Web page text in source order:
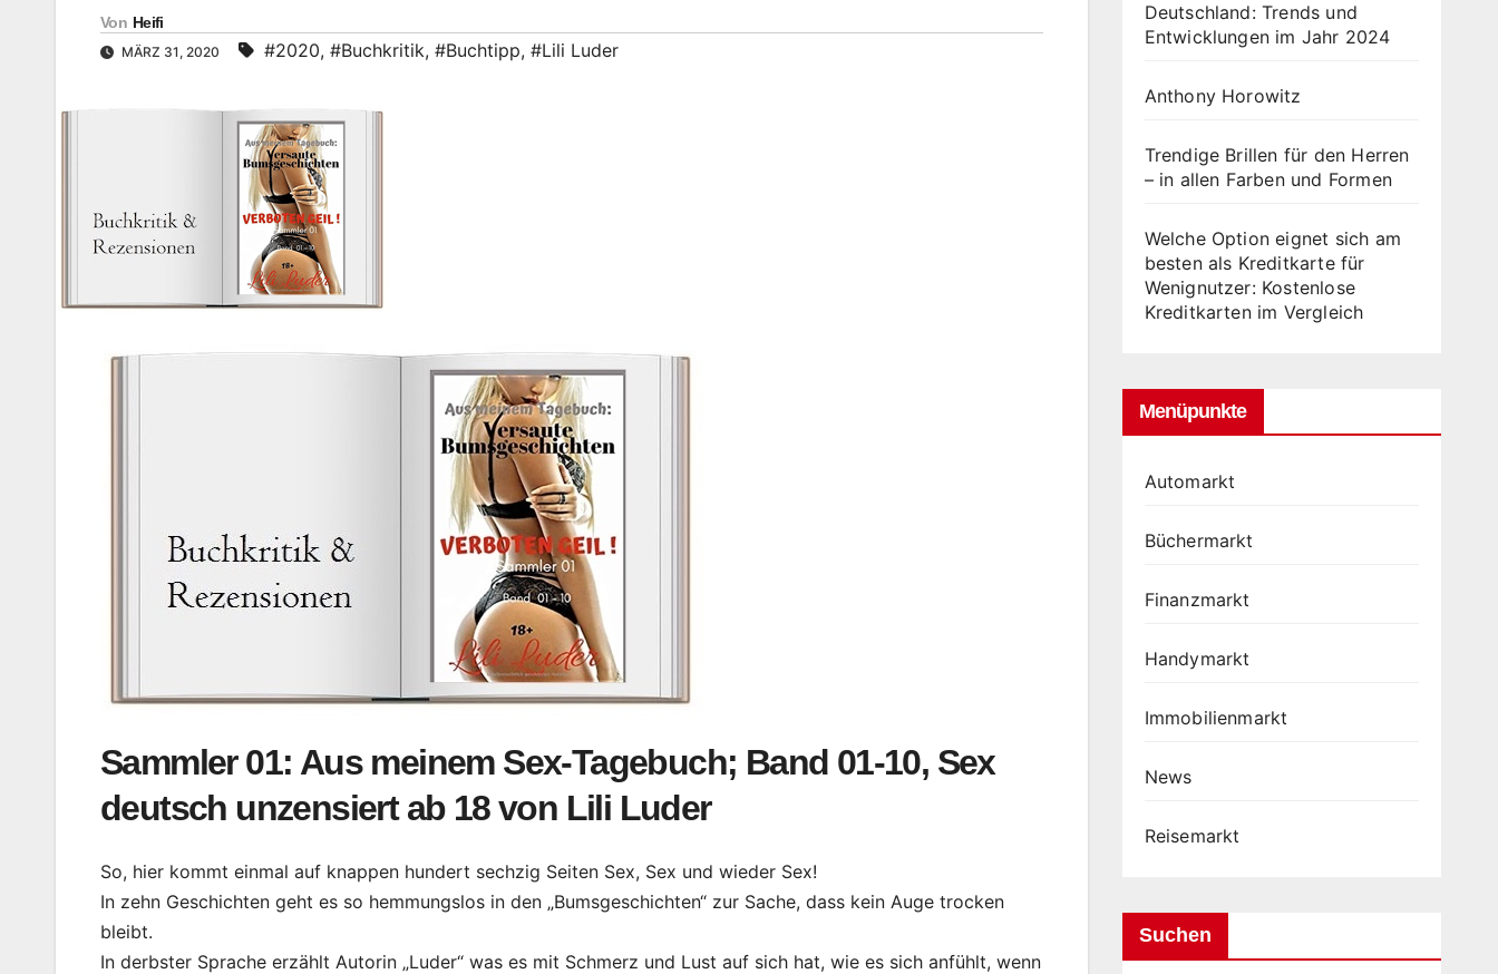
Von Heifi
MÄRZ 31, 2020 #2020, #Buchkritik, #Buchtipp, #Lili Luder
Sammler 01: Aus meinem Sex-Tagebuch; Band 01-10, Sex
deutsch unzensiert ab 18 von Lili Luder
So, hier kommt einmal auf knappen hundert sechzig Seiten Sex, Sex und wieder Sex!
In zehn Geschichten geht es so hemmungslos in den „Bumsgeschichten“ zur Sache, dass kein Auge trocken
bleibt.
In derbster Sprache erzählt Autorin „Luder“ was es mit Schmerz und Lust auf sich hat, wie es sich anfühlt, wenn
Deutschland: Trends und
Entwicklungen im Jahr 2024
Anthony Horowitz
Trendige Brillen für den Herren
– in allen Farben und Formen
Welche Option eignet sich am
besten als Kreditkarte für
Wenignutzer: Kostenlose
Kreditkarten im Vergleich
Menüpunkte
Automarkt
Büchermarkt
Finanzmarkt
Handymarkt
Immobilienmarkt
News
Reisemarkt
Suchen